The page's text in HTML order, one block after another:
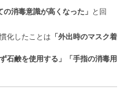
消毒意識が高くなった」 と回
化したことは 「外出時のマスク着
石鹸を使用する」「手指の消毒用